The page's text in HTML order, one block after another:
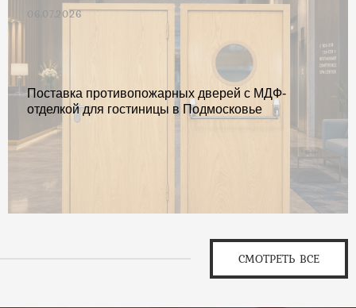
06.07.2026
Поставка противопожарных дверей с МДФ-
отделкой для гостиницы в Подмосковье
СМОТРЕТЬ ВСЕ